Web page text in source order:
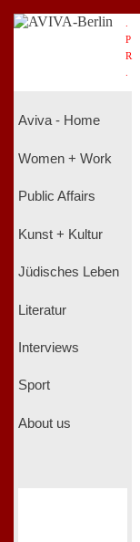
P
R
Aviva - Home
Women + Work
Public Affairs
Kunst + Kultur
Jüdisches Leben
Literatur
Interviews
Sport
About us